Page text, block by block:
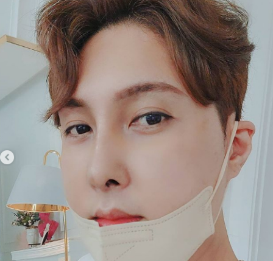
年の
青山メディカルクリニック｜本郷
玲 院長：内科と循環器専門医の
知見が切り拓く、再生医療と統合
医療の新たな価値
2026.04.28
レチノール代替成分とは
オールやレチナールなど
効果と活用法
2026.07.30
FEATURED 注目の企画
TAG LIST